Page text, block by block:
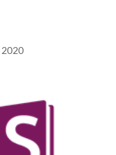
2020